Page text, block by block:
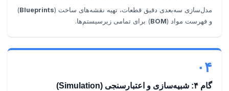
مدل‌سازی سه‌بعدی دقیق قطعات، تهیه نقشه‌های ساخت (Blueprints
)
و فهرست مواد (BOM) برای تمامی زیرسیستم‌ها.
۰۴
گام ۴: شبیه‌سازی و اعتبارسنجی (Simulation)